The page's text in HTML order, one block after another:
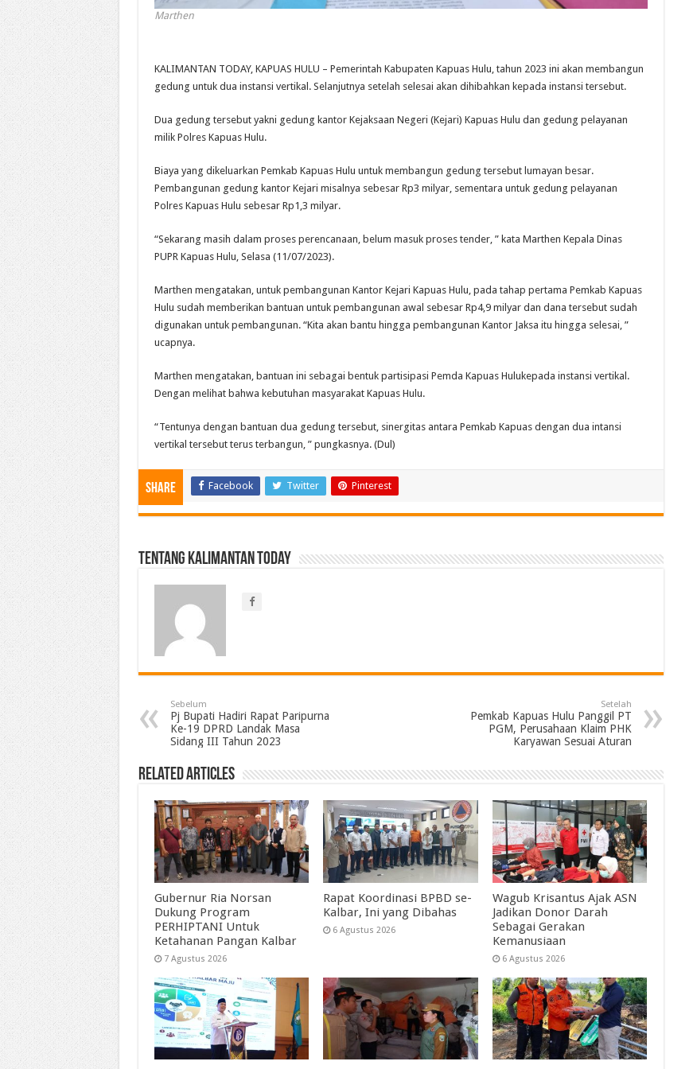
Marthen
KALIMANTAN TODAY, KAPUAS HULU – Pemerintah Kabupaten Kapuas Hulu, tahun 2023 ini akan membangun
gedung untuk dua instansi vertikal. Selanjutnya setelah selesai akan dihibahkan kepada instansi tersebut.
Dua gedung tersebut yakni gedung kantor Kejaksaan Negeri (Kejari) Kapuas Hulu dan gedung pelayanan
milik Polres Kapuas Hulu.
Biaya yang dikeluarkan Pemkab Kapuas Hulu untuk membangun gedung tersebut lumayan besar.
Pembangunan gedung kantor Kejari misalnya sebesar Rp3 milyar, sementara untuk gedung pelayanan
Polres Kapuas Hulu sebesar Rp1,3 milyar.
“Sekarang masih dalam proses perencanaan, belum masuk proses tender, ” kata Marthen Kepala Dinas
PUPR Kapuas Hulu, Selasa (11/07/2023).
Marthen mengatakan, untuk pembangunan Kantor Kejari Kapuas Hulu, pada tahap pertama Pemkab Kapuas
Hulu sudah memberikan bantuan untuk pembangunan awal sebesar Rp4,9 milyar dan dana tersebut sudah
digunakan untuk pembangunan. “Kita akan bantu hingga pembangunan Kantor Jaksa itu hingga selesai, ”
ucapnya.
Marthen mengatakan, bantuan ini sebagai bentuk partisipasi Pemda Kapuas Hulukepada instansi vertikal.
Dengan melihat bahwa kebutuhan masyarakat Kapuas Hulu.
“Tentunya dengan bantuan dua gedung tersebut, sinergitas antara Pemkab Kapuas dengan dua intansi
vertikal tersebut terus terbangun, ” pungkasnya. (Dul)
Share Facebook Twitter Pinterest
Tentang Kalimantan Today
Sebelum
Pj Bupati Hadiri Rapat Paripurna
Ke-19 DPRD Landak Masa
Sidang III Tahun 2023
Setelah
Pemkab Kapuas Hulu Panggil PT
PGM, Perusahaan Klaim PHK
Karyawan Sesuai Aturan
Related Articles
Gubernur Ria Norsan
Dukung Program
PERHIPTANI Untuk
Ketahanan Pangan Kalbar
7 Agustus 2026
Rapat Koordinasi BPBD se-
Kalbar, Ini yang Dibahas
6 Agustus 2026
Wagub Krisantus Ajak ASN
Jadikan Donor Darah
Sebagai Gerakan
Kemanusiaan
6 Agustus 2026